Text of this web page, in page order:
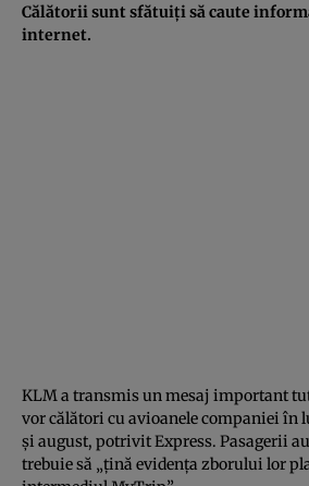
Călătorii sunt sfătuiți să caute
internet.
KLM a transmis un mesaj important
vor călători cu avioanele companiei în
și august, potrivit Express. Pasagerii
trebuie să „țină evidența zborului lor